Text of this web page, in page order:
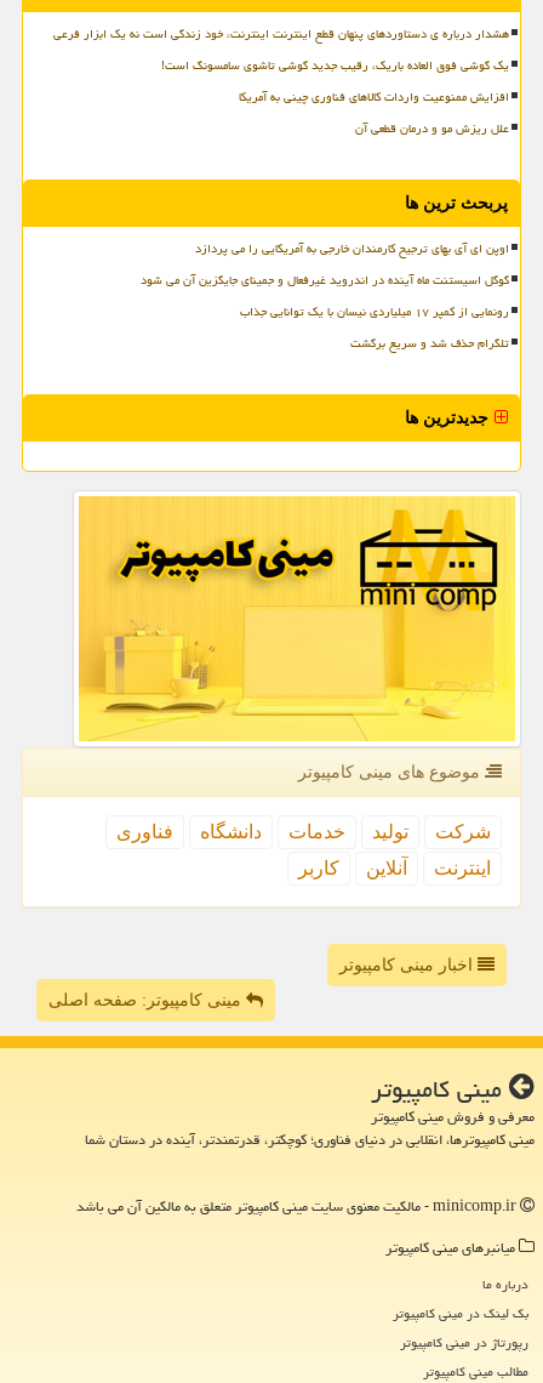
هشدار درباره ی دستاوردهای پنهان قطع اینترنت اینترنت، خود زندگی است نه یک ابزار فرعی
یک گوشی فوق العاده باریک، رقیب جدید گوشی تاشوی سامسونگ است!
افزایش ممنوعیت واردات کالاهای فناوری چینی به آمریکا
علل ریزش مو و درمان قطعی آن
پربحث ترین ها
اوپن ای آی بهای ترجیح کارمندان خارجی به آمریکایی را می پردازد
گوگل اسیستنت ماه آینده در اندروید غیرفعال و جمینای جایگزین آن می شود
رونمایی از کمپر ۱۷ میلیاردی نیسان با یک توانایی جذاب
تلگرام حذف شد و سریع برگشت
جدیدترین ها
موضوع های مینی كامپیوتر
شركت تولید خدمات دانشگاه
فناوری
اینترنت
آنلاین كاربر
اخبار مینی کامپیوتر
مینی کامپیوتر: صفحه اصلی
مینی كامپیوتر
معرفی و فروش مینی کامپیوتر
مینی کامپیوترها، انقلابی در دنیای فناوری؛ کوچکتر، قدرتمندتر، آینده در دستان شما
میانبرهای مینی كامپیوتر
درباره ما
بک لینک در مینی كامپیوتر
رپورتاژ در مینی كامپیوتر
مطالب مینی كامپیوتر